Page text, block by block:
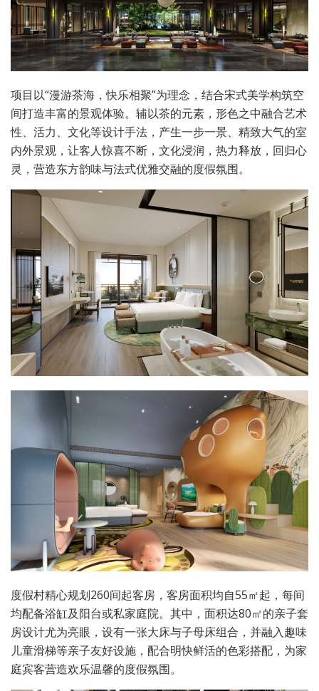
项目以“漫游茶海，快乐相聚”为理念，结合宋式美学构筑空
间打造丰富的景观体验。辅以茶的元素，形色之中融合艺术
性、活力、文化等设计手法，产生一步一景、精致大气的室
内外景观，让客人惊喜不断，文化浸润，热力释放，回归心
灵，营造东方韵味与法式优雅交融的度假氛围。
度假村精心规划260间起客房，客房面积均自55㎡起，每间
均配备浴缸及阳台或私家庭院。其中，面积达80㎡的亲子套
房设计尤为亮眼，设有一张大床与子母床组合，并融入趣味
儿童滑梯等亲子友好设施，配合明快鲜活的色彩搭配，为家
庭宾客营造欢乐温馨的度假氛围。